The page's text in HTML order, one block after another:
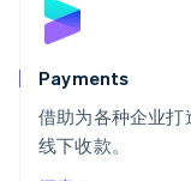
Payments
借助为各种企业
线下收款。
English
斯洛文尼亚
泰国
ไทยEnglish
希腊
English